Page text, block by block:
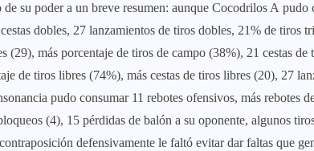
su poder a un breve resumen: aunque Cocodrilos A pudo
dobles, 27 lanzamientos de tiros dobles, 21% de tiros
(29), más porcentaje de tiros de campo (38%), 21 cestas
de tiros libres (74%), más cestas de tiros libres (20), 27
pudo consumar 11 rebotes ofensivos, más rebotes
(4), 15 pérdidas de balón a su oponente, algunos
defensivamente le faltó evitar dar faltas que